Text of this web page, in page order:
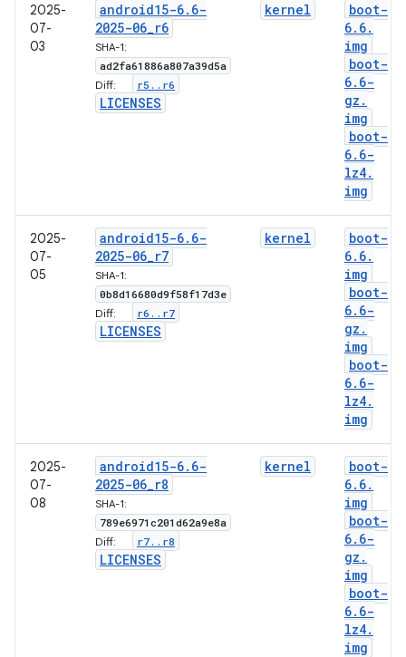
2025-
07-
03
android15-6. 6-
2025-06_r6
SHA-1:
ad2fa61886a807a39d5a
Diff: r5 . . r6
LICENSES
kernel
boot-
6. 6.
img
boot-
6. 6-
gz .
img
boot-
6. 6-
lz4.
img
2025-
07-
05
android15-6. 6-
2025-06_r7
SHA-1:
0b8d16680d9f58f17d3e
Diff: r6 . . r7
LICENSES
kernel
boot-
6. 6.
img
boot-
6. 6-
gz .
img
boot-
6. 6-
lz4.
img
2025-
07-
08
android15-6. 6-
2025-06_r8
SHA-1:
789e6971c201d62a9e8a
Diff: r7. . r8
LICENSES
kernel
boot-
6. 6.
img
boot-
6. 6-
gz .
img
boot-
6. 6-
lz4.
img